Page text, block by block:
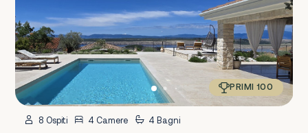
PRIMI 100
8 Ospiti 4 Camere 4 Bagni